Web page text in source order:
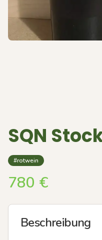
SQN
#rotwein
780 €
Beschreibung